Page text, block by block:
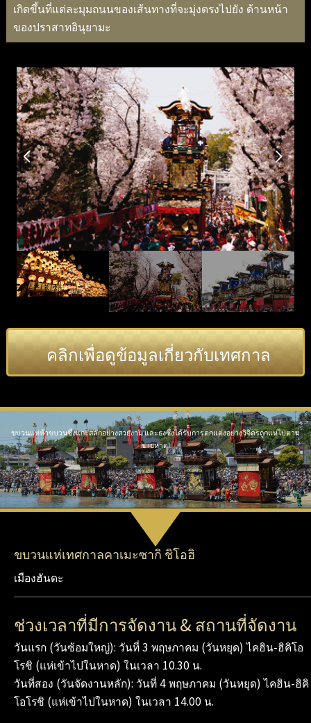
เกิดขึ้นที่แต่ละมุมถนนของเส้นทางที่จะมุ่งตรงไปยัง ด้านหน้า
ของปราสาทอินุยามะ
คลิกเพื่อดูข้อมูลเกี่ยวกับเทศกาล
ขบวนแห่ห้าขบวนซึ่งแกะสลักอย่างสวยงาม และธงซึ่งได้รับการตกแต่งอย่างวิจิตรถูกแห่ไปตาม
ชายหาด!
ขบวนแห่เทศกาลคาเมะซากิ ชิโอฮิ
เมืองฮันดะ
ช่วงเวลาที่มีการจัดงาน & สถานที่จัดงาน
วันแรก (วันซ้อมใหญ่): วันที่ 3 พฤษภาคม (วันหยุด) ไคฮิน-ฮิคิโอ
โรชิ (แห่เข้าไปในหาด) ในเวลา 10.30 น.
วันที่สอง (วันจัดงานหลัก): วันที่ 4 พฤษภาคม (วันหยุด) ไคฮิน-ฮิคิ
โอโรชิ (แห่เข้าไปในหาด) ในเวลา 14.00 น.